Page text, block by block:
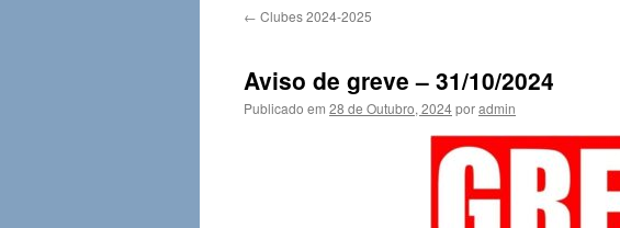
← Clubes 2024-2025
Aviso de greve – 31/10/2024
Publicado em 28 de Outubro, 2024poradmin